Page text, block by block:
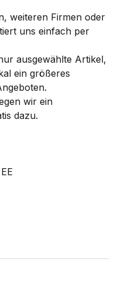
weiteren Firmen oder
uns einfach per
ausgewählte Artikel,
ein größeres
wir ein
dazu.